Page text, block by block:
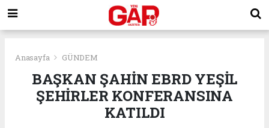
Anasayfa GÜNDEM
BAŞKAN ŞAHİN EBRD YEŞİL
ŞEHİRLER KONFERANSINA
KATILDI